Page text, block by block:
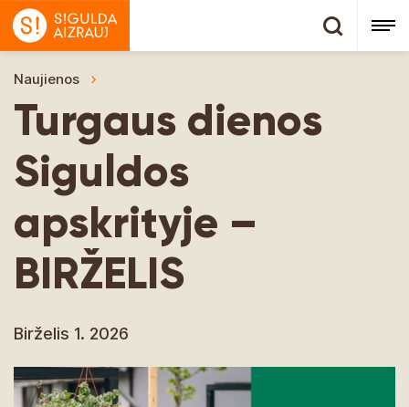
Naujienos
Turgaus dienos
Siguldos
apskrityje –
BIRŽELIS
Birželis 1. 2026